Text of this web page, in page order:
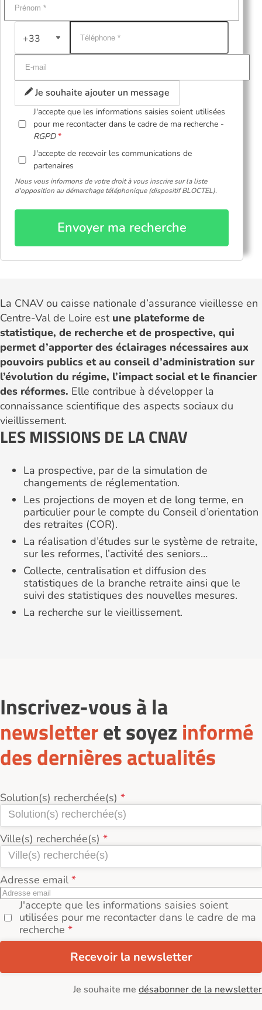
+33
Je souhaite ajouter un message
J'accepte que les informations saisies soient utilisées
pour me recontacter dans le cadre de ma recherche -
RGPD
J'accepte de recevoir les communications de
partenaires
Nous vous informons de votre droit à vous inscrire sur la liste
d'opposition au démarchage téléphonique (dispositif BLOCTEL).
Envoyer ma recherche
La CNAV ou caisse nationale d’assurance vieillesse en
Centre-Val de Loire est une plateforme de
statistique, de recherche et de prospective, qui
permet d’apporter des éclairages nécessaires aux
pouvoirs publics et au conseil d’administration sur
l’évolution du régime, l’impact social et le financier
des réformes. Elle contribue à développer la
connaissance scientifique des aspects sociaux du
vieillissement.
LES MISSIONS DE LA CNAV
La prospective, par de la simulation de
changements de réglementation.
Les projections de moyen et de long terme, en
particulier pour le compte du Conseil d’orientation
des retraites (COR).
La réalisation d’études sur le système de retraite,
sur les reformes, l’activité des seniors…
Collecte, centralisation et diffusion des
statistiques de la branche retraite ainsi que le
suivi des statistiques des nouvelles mesures.
La recherche sur le vieillissement.
Inscrivez-vous à la
newsletteret soyez informé
des dernières actualités
Solution(s) recherchée(s)
Ville(s) recherchée(s)
Adresse email
J'accepte que les informations saisies soient
utilisées pour me recontacter dans le cadre de ma
recherche
Recevoir la newsletter
Je souhaite me désabonner de la newsletter